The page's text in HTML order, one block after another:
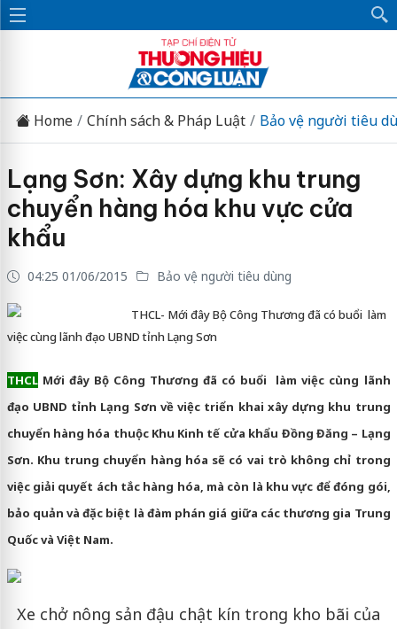
Home Chính sách & Pháp Luật Bảo vệ người tiêu
Lạng Sơn: Xây dựng khu trung
chuyển hàng hóa khu vực cửa
khẩu
04:25 01/06/2015 Bảo vệ người tiêu dùng
THCL- Mới đây Bộ Công Thương đã có buổi làm
việc cùng lãnh đạo UBND tỉnh Lạng Sơn
THCLMới đây Bộ Công Thương đã có buổi làm việc cùng lãnh
đạo UBND tỉnh Lạng Sơn về việc triển khai xây dựng khu trung
chuyển hàng hóa thuộc Khu Kinh tế cửa khẩu Đồng Đăng – Lạng
Sơn. Khu trung chuyển hàng hóa sẽ có vai trò không chỉ trong
việc giải quyết ách tắc hàng hóa, mà còn là khu vực để đóng gói,
bảo quản và đặc biệt là đàm phán giá giữa các thương gia Trung
Quốc và Việt Nam.
Xe chở nông sản đậu chật kín trong kho bãi của